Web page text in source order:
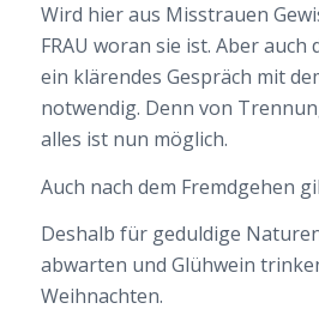
Wird hier aus Misstrauen
FRAU woran sie ist. Aber auch
ein klärendes Gespräch mit
notwendig. Denn von
alles ist nun möglich.
Auch nach dem Fremdgehen
Deshalb für geduldige
abwarten und Glühwein
Weihnachten.